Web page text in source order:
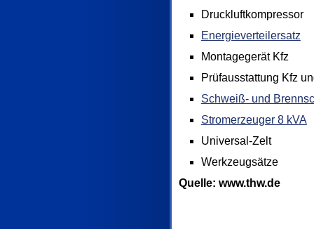
Druckluftkompressor
Energieverteilersatz
Montagegerät Kfz
Prüfausstattung Kfz
Schweiß- und
Stromerzeuger 8 kVA
Universal-Zelt
Werkzeugsätze
Quelle: www.thw.de